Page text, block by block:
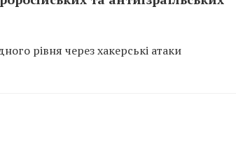
рівня через хакерські атаки